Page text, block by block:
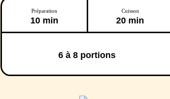
Préparation
10 min
Cuisson
20 min
6 à 8 portions